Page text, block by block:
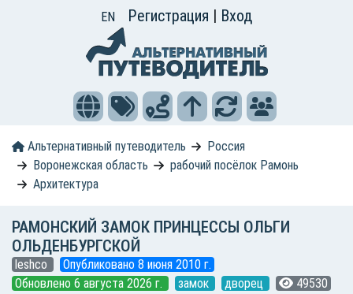
EN Регистрация | Вход
Альтернативный путеводитель
Россия
Воронежская область
рабочий посёлок Рамонь
Архитектура
РАМОНСКИЙ ЗАМОК ПРИНЦЕССЫ ОЛЬГИ
ОЛЬДЕНБУРГСКОЙ
leshco
Опубликовано 8 июня 2010 г.
Обновлено 6 августа 2026 г.
замок дворец
49530